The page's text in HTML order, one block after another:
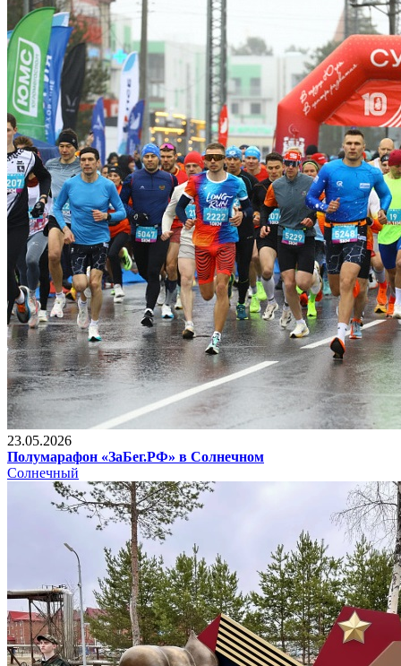
23.05.2026
Полумарафон «ЗаБег.РФ» в Солнечном
Солнечный